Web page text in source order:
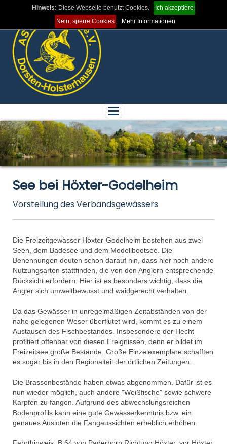
Hinweis: Diese Webseite benutzt Cookies.
Ich akzeptiere
Nein, sperre Cookies
Mehr Informationen
Toggle
navigation
See bei Höxter-Godelheim
Vorstellung des Verbandsgewässers
Die Freizeitgewässer Höxter-Godelheim bestehen aus zwei
Seen, dem Badesee und dem Modellbootsee. Die
Benennungen deuten schon darauf hin, dass hier noch andere
Nutzungsarten stattfinden, die von den Anglern entsprechende
Rücksicht erfordern. Hier ist es besonders wichtig, dass die
Angler sich umweltbewusst und waidgerecht verhalten.
Da das Gewässer in unregelmäßigen Zeitabständen von der
nahe gelegenen Weser überflutet wird, kommt es zu einem
Austausch des Fischbestandes. Insbesondere der Hecht
profitiert offenbar von diesen Ereignissen, denn er bildet im
Freizeitsee große Bestände. Große Einzelexemplare schafften
es sogar bis in den Regionalteil der örtlichen Zeitungen.
Die Brassenbestände haben etwas abgenommen. Dafür ist es
nun wieder möglich, auch andere "Weißfische" sowie schwere
Karpfen zu fangen. Aufgrund des abwechslungsreichen
Bodenprofils kann eine gute Gewässerkenntnis bzw. ein
genaues Ausloten die Fangaussichten erheblich erhöhen.